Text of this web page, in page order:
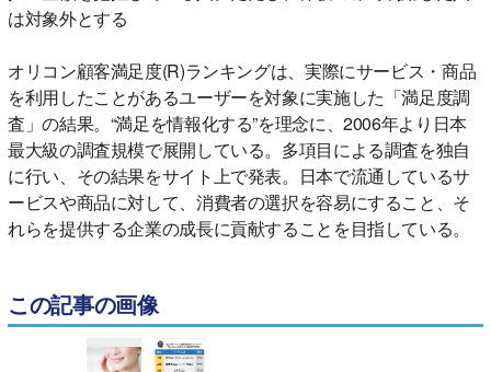
は対象外とする
オリコン顧客満足度(R)ランキングは、実際にサービス・商品
を利用したことがあるユーザーを対象に実施した「満足度調
査」の結果。“満足を情報化する”を理念に、2006年より日本
最大級の調査規模で展開している。多項目による調査を独自
に行い、その結果をサイト上で発表。日本で流通しているサ
ービスや商品に対して、消費者の選択を容易にすること、そ
れらを提供する企業の成長に貢献することを目指している。
この記事の画像